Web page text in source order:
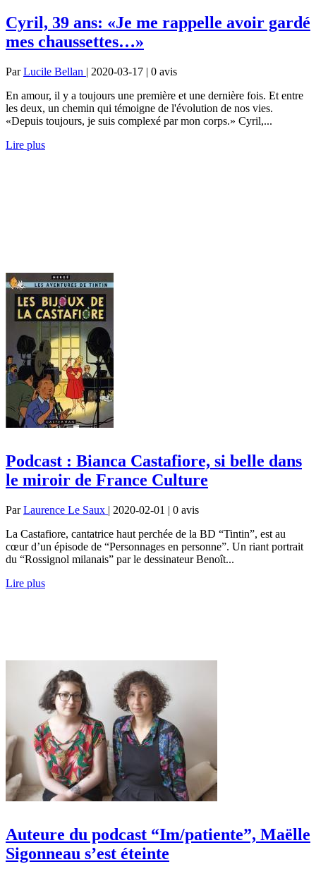
Cyril, 39 ans: «Je me rappelle avoir gardé
mes chaussettes…»
ParLucile Bellan | 2020-03-17 | 0 avis
En amour, il y a toujours une première et une dernière fois. Et entre
les deux, un chemin qui témoigne de l'évolution de nos vies.
«Depuis toujours, je suis complexé par mon corps.» Cyril,...
Lire plus
Podcast : Bianca Castafiore, si belle dans
le miroir de France Culture
ParLaurence Le Saux | 2020-02-01 | 0 avis
La Castafiore, cantatrice haut perchée de la BD “Tintin”, est au
cœur d’un épisode de “Personnages en personne”. Un riant portrait
du “Rossignol milanais” par le dessinateur Benoît...
Lire plus
Auteure du podcast “Im/patiente”, Maëlle
Sigonneau s’est éteinte